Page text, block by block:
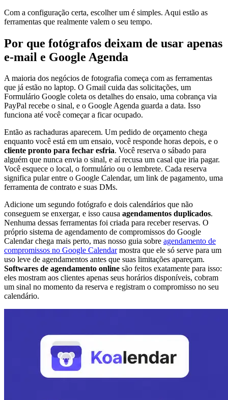
Com a configuração certa, escolher um é simples. Aqui estão as
ferramentas que realmente valem o seu tempo.
Por que fotógrafos deixam de usar apenas
e-mail e Google Agenda
A maioria dos negócios de fotografia começa com as ferramentas
que já estão no laptop. O Gmail cuida das solicitações, um
Formulário Google coleta os detalhes do ensaio, uma cobrança via
PayPal recebe o sinal, e o Google Agenda guarda a data. Isso
funciona até você começar a ficar ocupado.
Então as rachaduras aparecem. Um pedido de orçamento chega
enquanto você está em um ensaio, você responde horas depois, e o
cliente pronto para fechar esfria. Você reserva o sábado para
alguém que nunca envia o sinal, e aí recusa um casal que iria pagar.
Você esquece o local, o formulário ou o lembrete. Cada reserva
significa pular entre o Google Calendar, um link de pagamento, uma
ferramenta de contrato e suas DMs.
Adicione um segundo fotógrafo e dois calendários que não
conseguem se enxergar, e isso causa agendamentos duplicados.
Nenhuma dessas ferramentas foi criada para receber reservas. O
próprio sistema de agendamento de compromissos do Google
Calendar chega mais perto, mas nosso guia sobre agendamento de
compromissos no Google Calendarmostra que ele só serve para um
uso leve de agendamentos antes que suas limitações apareçam.
Softwares de agendamento online são feitos exatamente para isso:
eles mostram aos clientes apenas seus horários disponíveis, cobram
um sinal no momento da reserva e registram o compromisso no seu
calendário.